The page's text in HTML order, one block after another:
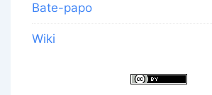
Bate-papo
Wiki